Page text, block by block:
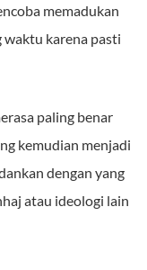
memadukan
waktu karena pasti
paling benar
kemudian menjadi
dengan yang
atau ideologi lain